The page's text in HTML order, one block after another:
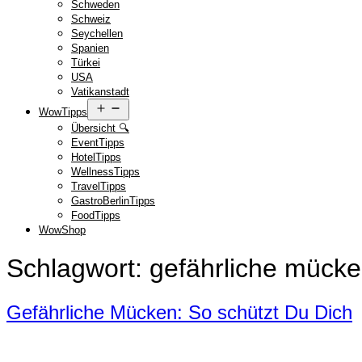
Schweden
Schweiz
Seychellen
Spanien
Türkei
USA
Vatikanstadt
WowTipps
öffnen
Übersicht 🔍
EventTipps
HotelTipps
WellnessTipps
TravelTipps
GastroBerlinTipps
FoodTipps
WowShop
Schlagwort: gefährliche
Gefährliche Mücken: So schützt Du Dich